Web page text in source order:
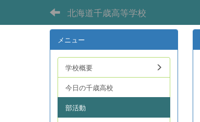
北海道千歳高等学校
メニュー
学校概要
今日の千歳高校
部活動